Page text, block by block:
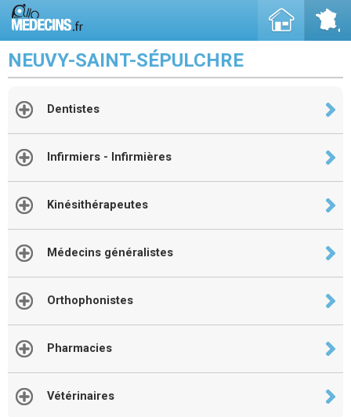
NEUVY-SAINT-SÉPULCHRE
Dentistes
Infirmiers - Infirmières
Kinésithérapeutes
Médecins généralistes
Orthophonistes
Pharmacies
Vétérinaires